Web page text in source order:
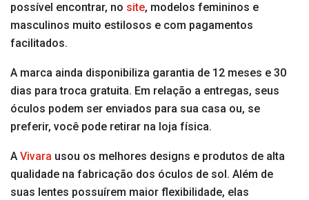
possível encontrar, no site, modelos femininos e
masculinos muito estilosos e com pagamentos
facilitados.
A marca ainda disponibiliza garantia de 12 meses e 30
dias para troca gratuita. Em relação a entregas, seus
óculos podem ser enviados para sua casa ou, se
preferir, você pode retirar na loja física.
A Vivara usou os melhores designs e produtos de alta
qualidade na fabricação dos óculos de sol. Além de
suas lentes possuírem maior flexibilidade, elas